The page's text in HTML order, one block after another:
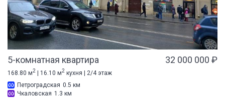
5-комнатная квартира 32 000 000 ₽
168.80 м2 | 16.10 м2 кухня | 2/4 этаж
Петроградская 0.5 км
Чкаловская 1.3 км